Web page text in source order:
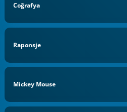
Coğrafya
Raponsje
Mickey Mouse